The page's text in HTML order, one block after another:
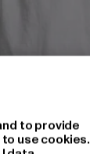
to provide
use cookies.